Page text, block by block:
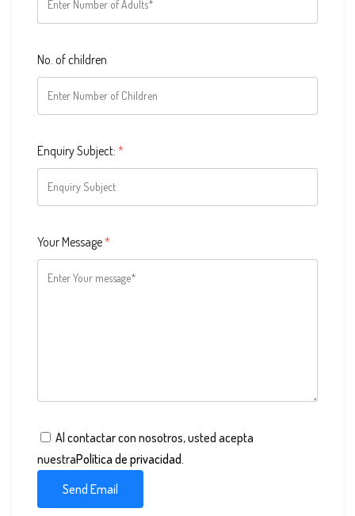
No. of children
Enquiry Subject: *
Your Message*
Al contactar con nosotros, usted acepta
nuestraPolítica de privacidad.